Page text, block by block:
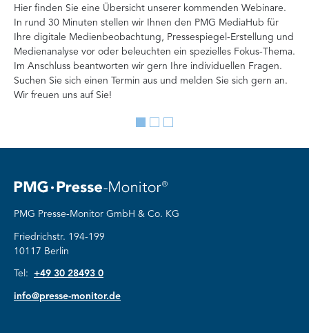
Hier finden Sie eine Übersicht unserer kommenden Webinare.
In rund 30 Minuten stellen wir Ihnen den PMG MediaHub für
Ihre digitale Medienbeobachtung, Pressespiegel-Erstellung und
Medienanalyse vor oder beleuchten ein spezielles Fokus-Thema.
Im Anschluss beantworten wir gern Ihre individuellen Fragen.
Suchen Sie sich einen Termin aus und melden Sie sich gern an.
Wir freuen uns auf Sie!
Go
slide
Go
slide
Go
slide
PMG Presse-Monitor GmbH & Co. KG
Friedrichstr. 194-199
10117 Berlin
Tel: +49 30 28493 0
info@presse-monitor.de